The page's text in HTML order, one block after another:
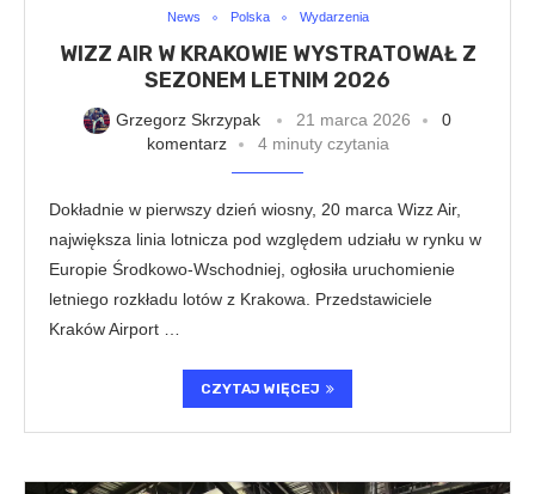
News Polska Wydarzenia
WIZZ AIR W KRAKOWIE WYSTRATOWAŁ Z
SEZONEM LETNIM 2026
Grzegorz Skrzypak 21 marca 2026
0
komentarz
4 minuty czytania
Dokładnie w pierwszy dzień wiosny, 20 marca Wizz Air,
największa linia lotnicza pod względem udziału w rynku w
Europie Środkowo-Wschodniej, ogłosiła uruchomienie
letniego rozkładu lotów z Krakowa. Przedstawiciele
Kraków Airport …
CZYTAJ WIĘCEJ